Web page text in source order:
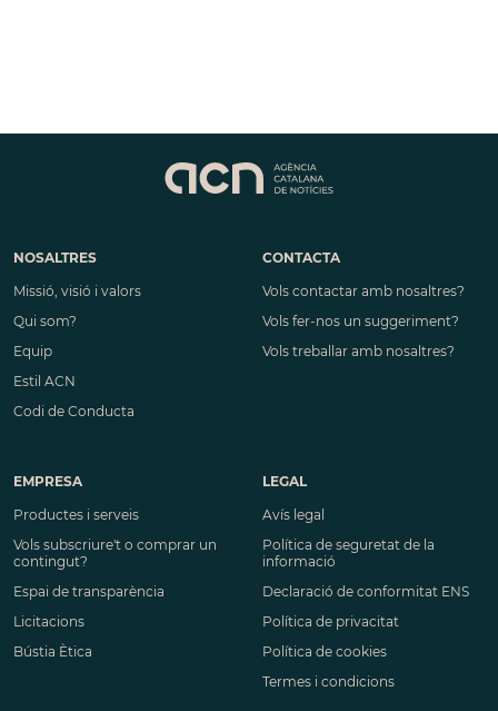
NOSALTRES
Missió, visió i valors
Qui som?
Equip
Estil ACN
Codi de Conducta
CONTACTA
Vols contactar amb nosaltres?
Vols fer-nos un suggeriment?
Vols treballar amb nosaltres?
EMPRESA
Productes i serveis
Vols subscriure't o comprar un
contingut?
Espai de transparència
Licitacions
Bústia Ètica
LEGAL
Avís legal
Política de seguretat de la
informació
Declaració de conformitat ENS
Política de privacitat
Política de cookies
Termes i condicions